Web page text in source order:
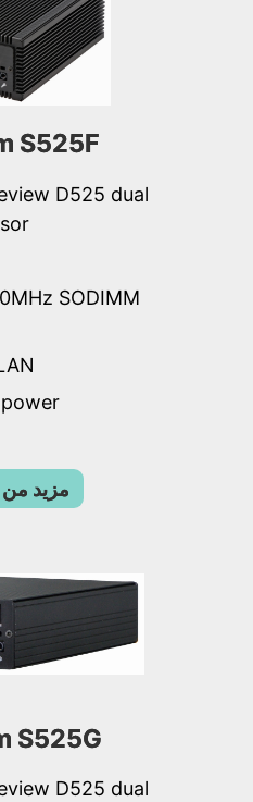
S525F
D525 dual
SODIMM
مزيد من
S525G
D525 dual